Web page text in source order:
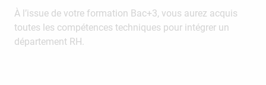
À l’issue de votre formation Bac+3, vous aurez acquis
toutes les compétences techniques pour intégrer un
département RH.